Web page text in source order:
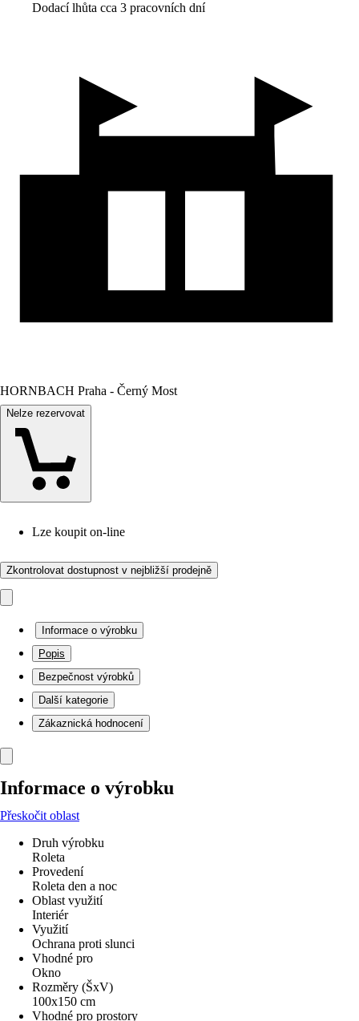
Dodací lhůta cca 3 pracovních dní
HORNBACH Praha - Černý Most
Nelze rezervovat
Lze koupit on-line
Zkontrolovat dostupnost v nejbližší prodejně
Informace o výrobku
Popis
Bezpečnost výrobků
Další kategorie
Zákaznická hodnocení
Informace o výrobku
Přeskočit oblast
Druh výrobku
Roleta
Provedení
Roleta den a noc
Oblast využití
Interiér
Využití
Ochrana proti slunci
Vhodné pro
Okno
Rozměry (ŠxV)
100x150 cm
Vhodné pro prostory